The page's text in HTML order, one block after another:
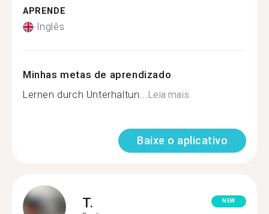
APRENDE
Inglês
Minhas metas de aprendizado
Lernen durch Unterhaltun...Leia mais
Baixe o aplicativo
T. NEW